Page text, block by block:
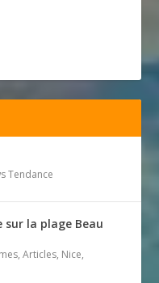
Tendance
sur la plage Beau
,Articles, Nice,